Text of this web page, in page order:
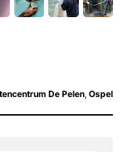
De Pelen, Ospel